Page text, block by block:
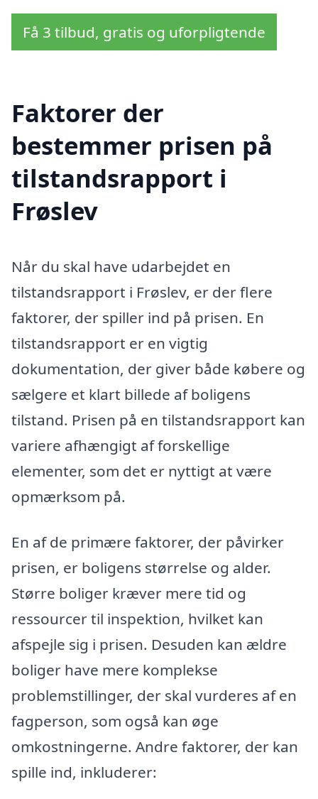
Få 3 tilbud, gratis og uforpligtende
Faktorer der
bestemmer prisen på
tilstandsrapport i
Frøslev
Når du skal have udarbejdet en
tilstandsrapport i Frøslev, er der flere
faktorer, der spiller ind på prisen. En
tilstandsrapport er en vigtig
dokumentation, der giver både købere og
sælgere et klart billede af boligens
tilstand. Prisen på en tilstandsrapport kan
variere afhængigt af forskellige
elementer, som det er nyttigt at være
opmærksom på.
En af de primære faktorer, der påvirker
prisen, er boligens størrelse og alder.
Større boliger kræver mere tid og
ressourcer til inspektion, hvilket kan
afspejle sig i prisen. Desuden kan ældre
boliger have mere komplekse
problemstillinger, der skal vurderes af en
fagperson, som også kan øge
omkostningerne. Andre faktorer, der kan
spille ind, inkluderer: